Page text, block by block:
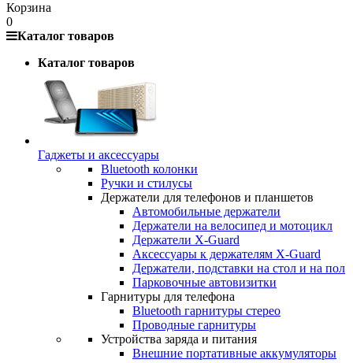
Корзина
0
Каталог товаров
Каталог товаров
Гаджеты и аксессуары
Bluetooth колонки
Ручки и стилусы
Держатели для телефонов и планшетов
Автомобильные держатели
Держатели на велосипед и мотоцикл
Держатели X-Guard
Аксессуары к держателям X-Guard
Держатели, подставки на стол и на пол
Парковочные автовизитки
Гарнитуры для телефона
Bluetooth гарнитуры стерео
Проводные гарнитуры
Устройства заряда и питания
Внешние портативные аккумуляторы